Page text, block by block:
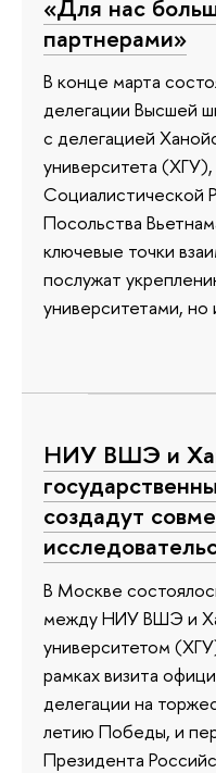
«Для нас
партнерами»
В конце марта
делегации Высшей
с делегацией
университета
Социалистической
Посольства
ключевые точки
послужат
университетами,
НИУ ВШЭ и
создадут
В Москве
между НИУ ВШЭ и
университетом
рамках визита
делегации на
летию Победы, и
Президента